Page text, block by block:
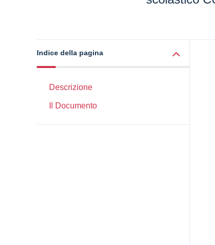
Indice della pagina
Descrizione
Il Documento